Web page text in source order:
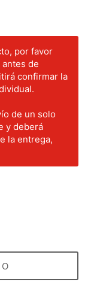
por favor
de
confirmar la
de un solo
y deberá
la entrega,